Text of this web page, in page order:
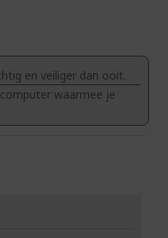
en veiliger dan ooit.
waarmee je